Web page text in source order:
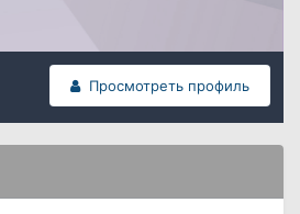
Просмотреть профиль